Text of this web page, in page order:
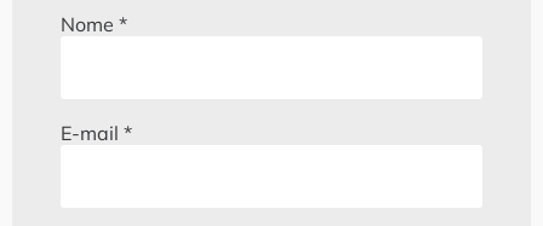
Nome *
E-mail *